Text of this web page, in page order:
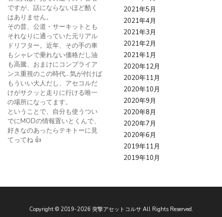
ですが、話にならないほど酷く
はありません。
その昔、公道・サーキットとも
それなりに通っていた元リアル
ドリフター。近年、その手の車
もシャレで乗れない価格だし油
も高騰、おまけにコンプライア
ンス重視のこの時代…気が付けば
もういい大人だし、アセコルだ
けがサクッと走りに行ける唯一
の場所になってます。
ということで、自分も使うつい
でにMODの情報置いとくんで、
好きなのあったらテキトーに見
てってね 👍
2021年5月
2021年4月
2021年3月
2021年2月
2021年1月
2020年12月
2020年11月
2020年10月
2020年9月
2020年8月
2020年7月
2020年6月
2019年11月
2019年10月
Copyright © 2019-2026 突撃アセットコルサAll Rights Reserved.